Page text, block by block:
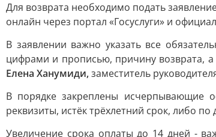
Для возврата необходимо подать
онлайн через портал «Госуслуги» и
В заявлении важно указать все
цифрами и прописью, причину возврата,
Елена Ханумиди,заместитель
В порядке закреплены исчерпывающие
реквизиты, истёк трёхлетний срок, либо
Увеличение срока оплаты до 14 дней -